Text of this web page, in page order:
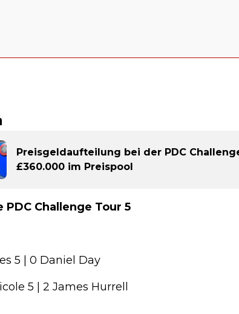
Preisgeldaufteilung bei der PDC
£360.000 im Preispool
PDC Challenge Tour 5
5 | 0 Daniel Day
5 | 2 James Hurrell